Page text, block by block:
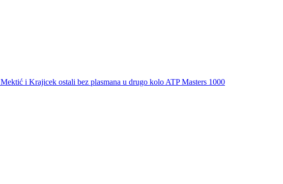
Mektić i Krajicek ostali bez plasmana u drugo kolo ATP Masters 1000